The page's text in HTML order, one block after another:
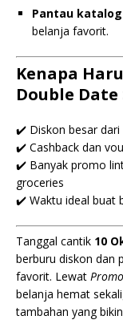
Pantau
belanja favorit.
Kenapa
Double Date
✔️ Diskon besar dari
✔️ Cashback dan
✔️ Banyak promo
groceries
✔️ Waktu ideal buat
Tanggal cantik 10
berburu diskon dan
favorit. Lewat
belanja hemat
tambahan yang